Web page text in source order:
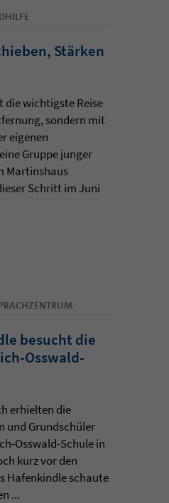
Stärken
die wichtigste Reise
sondern mit
eigenen
Gruppe junger
Martinshaus
Schritt im Juni
besucht die
Osswald-
erhielten die
und Grundschüler
Osswald-Schule in
kurz vor den
Hafenkindle schaute
...